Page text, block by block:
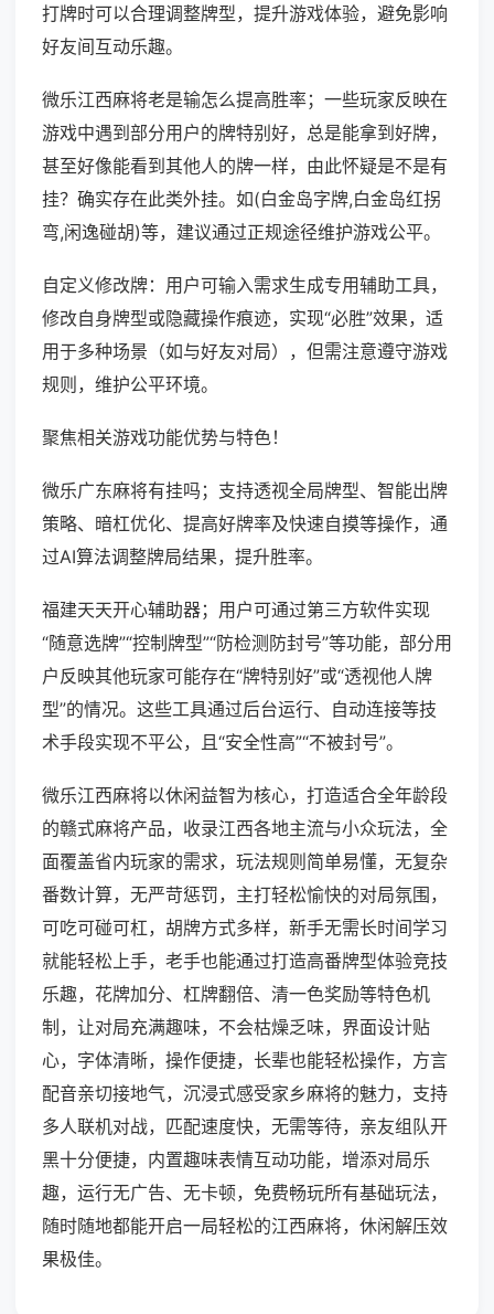
打牌时可以合理调整牌型，提升游戏体验，避免影响
好友间互动乐趣。
微乐江西麻将老是输怎么提高胜率；一些玩家反映在
游戏中遇到部分用户的牌特别好，总是能拿到好牌，
甚至好像能看到其他人的牌一样，由此怀疑是不是有
挂？确实存在此类外挂。如(白金岛字牌,白金岛红拐
弯,闲逸碰胡)等，建议通过正规途径维护游戏公平。
自定义修改牌：用户可输入需求生成专用辅助工具，
修改自身牌型或隐藏操作痕迹，实现“必胜”效果，适
用于多种场景（如与好友对局），但需注意遵守游戏
规则，维护公平环境。
聚焦相关游戏功能优势与特色！
微乐广东麻将有挂吗；支持透视全局牌型、智能出牌
策略、暗杠优化、提高好牌率及快速自摸等操作，通
过AI算法调整牌局结果，提升胜率。
福建天天开心辅助器；用户可通过第三方软件实现
“随意选牌”“控制牌型”“防检测防封号”等功能，部分用
户反映其他玩家可能存在“牌特别好”或“透视他人牌
型”的情况。这些工具通过后台运行、自动连接等技
术手段实现不平公，且“安全性高”“不被封号”。
微乐江西麻将以休闲益智为核心，打造适合全年龄段
的赣式麻将产品，收录江西各地主流与小众玩法，全
面覆盖省内玩家的需求，玩法规则简单易懂，无复杂
番数计算，无严苛惩罚，主打轻松愉快的对局氛围，
可吃可碰可杠，胡牌方式多样，新手无需长时间学习
就能轻松上手，老手也能通过打造高番牌型体验竞技
乐趣，花牌加分、杠牌翻倍、清一色奖励等特色机
制，让对局充满趣味，不会枯燥乏味，界面设计贴
心，字体清晰，操作便捷，长辈也能轻松操作，方言
配音亲切接地气，沉浸式感受家乡麻将的魅力，支持
多人联机对战，匹配速度快，无需等待，亲友组队开
黑十分便捷，内置趣味表情互动功能，增添对局乐
趣，运行无广告、无卡顿，免费畅玩所有基础玩法，
随时随地都能开启一局轻松的江西麻将，休闲解压效
果极佳。